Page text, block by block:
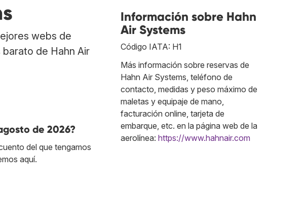
webs de
de Hahn Air
de 2026?
del que tengamos
aquí.
Información sobre Hahn
Air Systems
Código IATA: H1
Más información sobre reservas de
Hahn Air Systems, teléfono de
contacto, medidas y peso máximo de
maletas y equipaje de mano,
facturación online, tarjeta de
embarque, etc. en la página web de la
aerolínea: https://www.hahnair.com